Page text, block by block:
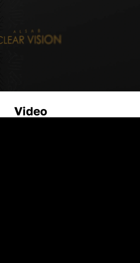
Video